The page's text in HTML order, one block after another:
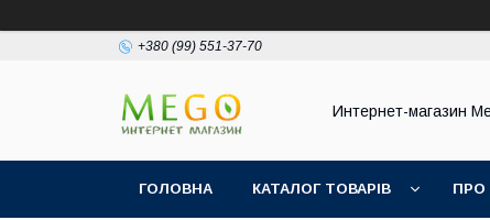
+380 (99) 551-37-70
Интернет-магазин
ГОЛОВНА КАТАЛОГ ТОВАРІВ ПРО